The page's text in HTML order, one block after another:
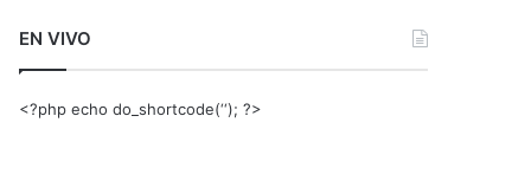
EN VIVO
<?php echo do_shortcode(‘‘); ?>